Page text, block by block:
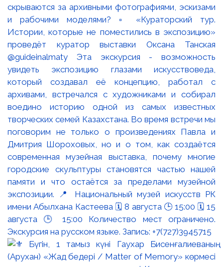
скрываются за архивными фотографиями, эскизами
и рабочими моделями? ▫️ «Кураторский тур.
Истории, которые не поместились в экспозицию»
проведёт куратор выставки Оксана Танская
@guideinalmaty Эта экскурсия - возможность
увидеть экспозицию глазами искусствоведа,
который создавал её концепцию, работал с
архивами, встречался с художниками и собирал
воедино историю одной из самых известных
творческих семей Казахстана. Во время встречи мы
поговорим не только о произведениях Павла и
Дмитрия Шороховых, но и о том, как создаётся
современная музейная выставка, почему многие
городские скульптуры становятся частью нашей
памяти и что остаётся за пределами музейной
экспозиции. 📍 Национальный музей искусств РК
имени Абылхана Кастеева 🗓 8 августа 🕒 15:00 🗓 15
августа 🕒 15:00 Количество мест ограничено.
Экскурсия на русском языке. Запись: +7(727)3945715